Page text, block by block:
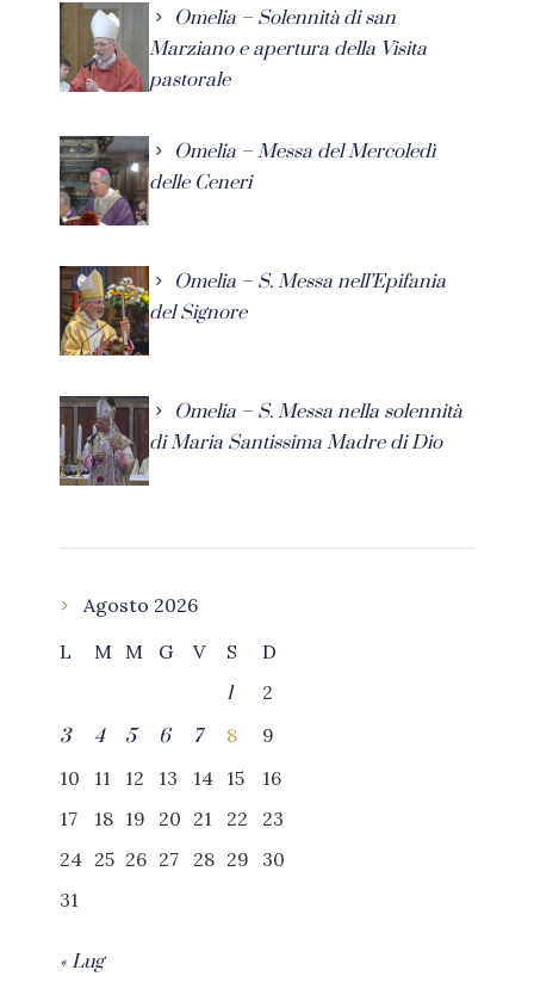
Omelia – Solennità di san
Marziano e apertura della Visita
pastorale
Omelia – Messa del Mercoledì
delle Ceneri
Omelia – S. Messa nell’Epifania
del Signore
Omelia – S. Messa nella solennità
di Maria Santissima Madre di Dio
Agosto 2026
L
M M G V S
D
1
2
3
4 5 6 7 8
9
10
11 12 13 14 15
16
17
18 19 20 21 22
23
24 25 26 27 28 29
30
31
« Lug